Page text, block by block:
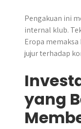
Pengakuan ini
internal klub.
Eropa
jujur terhadap
yang